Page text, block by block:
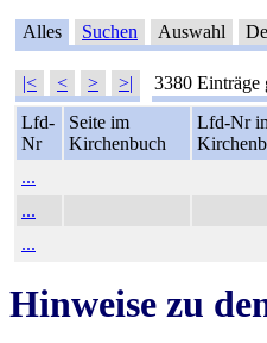
Alles Suchen Auswahl
|< < > >| 3380 Einträge
Lfd-
Nr
Seite im
Kirchenbuch
Lfd-Nr
...
...
...
Hinweise zu